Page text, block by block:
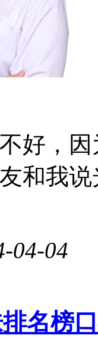
好，
和我
04-04
名榜